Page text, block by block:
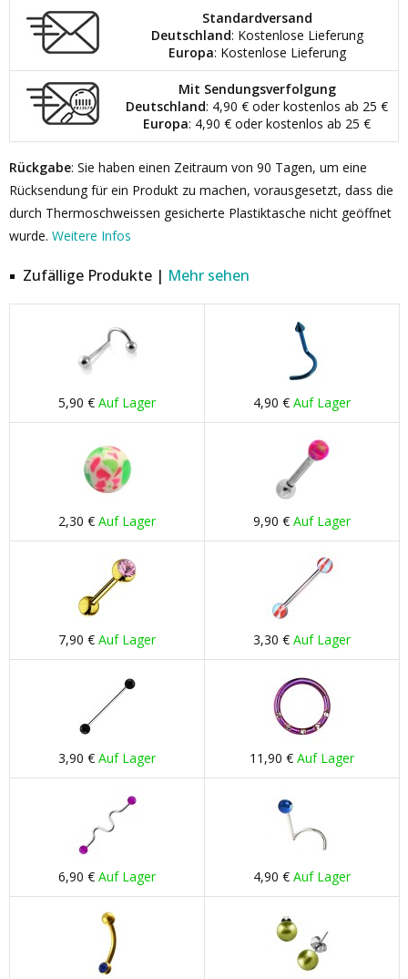
Standardversand
Deutschland: Kostenlose Lieferung
Europa: Kostenlose Lieferung
Mit Sendungsverfolgung
Deutschland: 4,90 € oder kostenlos ab 25 €
Europa: 4,90 € oder kostenlos ab 25 €
Rückgabe: Sie haben einen Zeitraum von 90 Tagen, um eine
Rücksendung für ein Produkt zu machen, vorausgesetzt, dass die
durch Thermoschweissen gesicherte Plastiktasche nicht geöffnet
wurde. Weitere Infos
Zufällige Produkte | Mehr sehen
5,90 € Auf Lager 4,90 € Auf Lager
2,30 € Auf Lager 9,90 € Auf Lager
7,90 € Auf Lager 3,30 € Auf Lager
3,90 € Auf Lager 11,90 € Auf Lager
6,90 € Auf Lager 4,90 € Auf Lager